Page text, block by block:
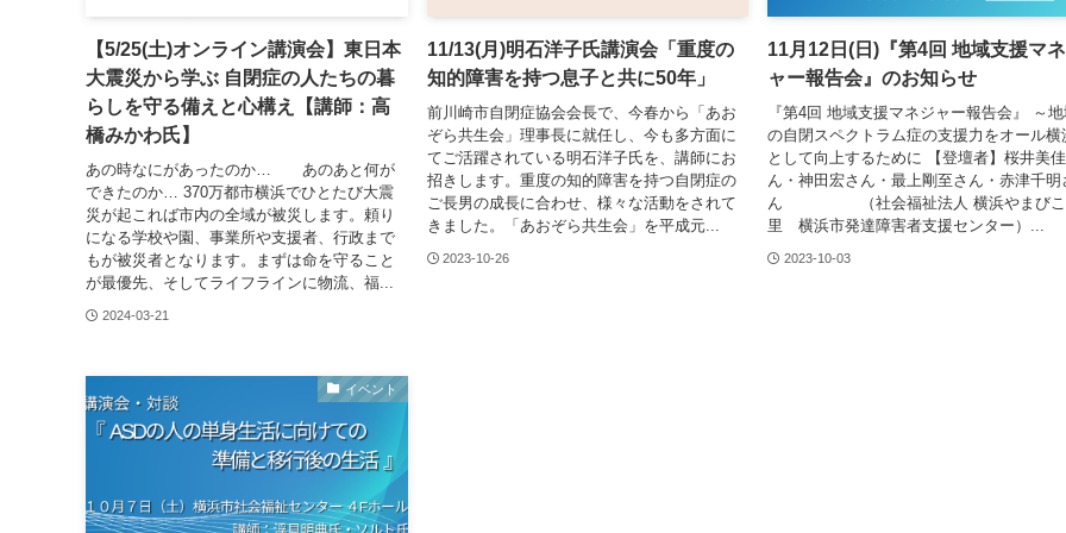
【5/25(土)オンライン講演会】東日本
大震災から学ぶ 自閉症の人たちの暮
らしを守る備えと心構え【講師：高
橋みかわ氏】
あの時なにがあったのか… あのあと何が
できたのか… 370万都市横浜でひとたび大震
災が起これば市内の全域が被災します。頼り
になる学校や園、事業所や支援者、行政まで
もが被災者となります。まずは命を守ること
が最優先、そしてライフラインに物流、福...
2024-03-21
11/13(月)明石洋子氏講演会「重度の
知的障害を持つ息子と共に50年」
前川崎市自閉症協会会長で、今春から「あお
ぞら共生会」理事長に就任し、今も多方面に
てご活躍されている明石洋子氏を、講師にお
招きします。重度の知的障害を持つ自閉症の
ご長男の成長に合わせ、様々な活動をされて
きました。「あおぞら共生会」を平成元...
2023-10-26
11月12日(日)『第4回 地域支援マ
ャー報告会』のお知らせ
『第4回 地域支援マネジャー報告会』 ～
の自閉スペクトラム症の支援力をオール横
として向上するために 【登壇者】桜井美佳
ん・神田宏さん・最上剛至さん・赤津千明
ん （社会福祉法人 横浜やまびこ
里 横浜市発達障害者支援センター）...
2023-10-03
イベント